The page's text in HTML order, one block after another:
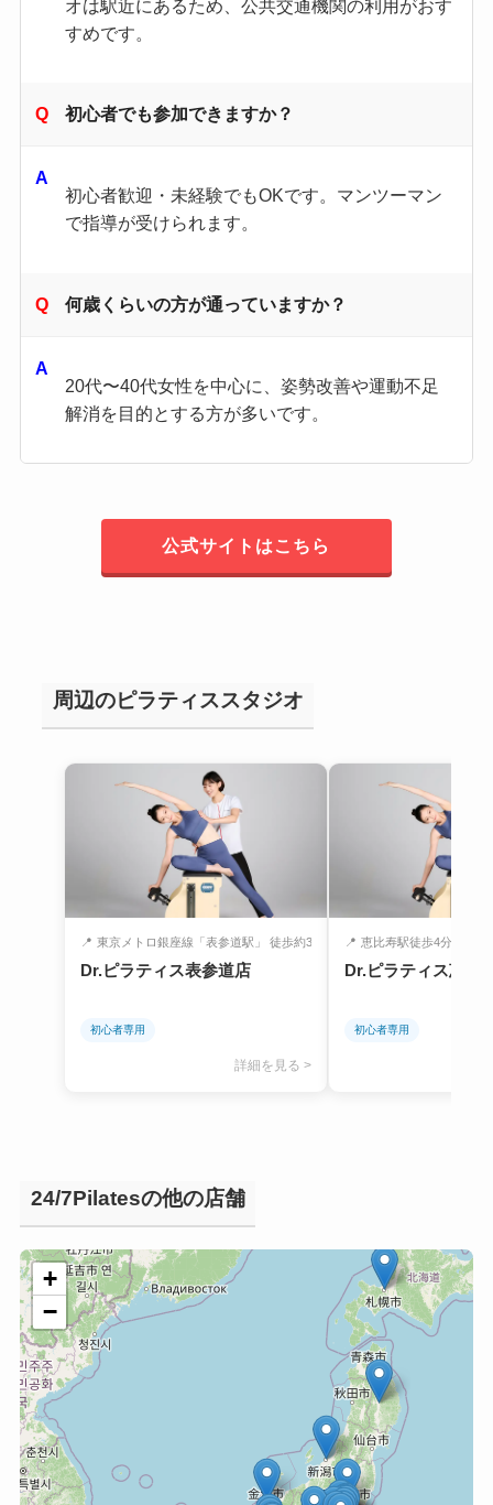
オは駅近にあるため、公共交通機関の利用がおす
すめです。
初心者でも参加できますか？
初心者歓迎・未経験でもOKです。マンツーマン
で指導が受けられます。
何歳くらいの方が通っていますか？
20代〜40代女性を中心に、姿勢改善や運動不足
解消を目的とする方が多いです。
公式サイトはこちら
周辺のピラティススタジオ
📍 東京メトロ銀座線「表参道駅」 徒歩約3分
Dr.ピラティス表参道店
初心者専用
詳細を見る >
📍 恵比寿駅徒歩4分
Dr.ピラティス恵比
初心者専用
24/7Pilatesの他の店舗
+
−